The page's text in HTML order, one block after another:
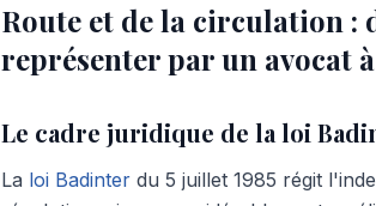
Route et de la circulation
représenter par un avocat
Le cadre juridique de la loi
La loi Badinter du 5 juillet 1985 régit